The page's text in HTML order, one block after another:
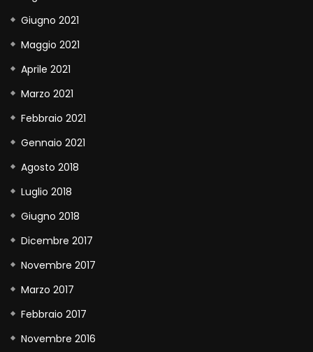
Giugno 2021
Maggio 2021
Aprile 2021
Marzo 2021
Febbraio 2021
Gennaio 2021
Agosto 2018
Luglio 2018
Giugno 2018
Dicembre 2017
Novembre 2017
Marzo 2017
Febbraio 2017
Novembre 2016